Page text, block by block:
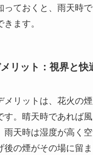
っておくと、雨天時
ます。
リット：視界と快
メリットは、花火の
す。晴天時であれば
雨天時は湿度が高く
後の煙がその場に留ま